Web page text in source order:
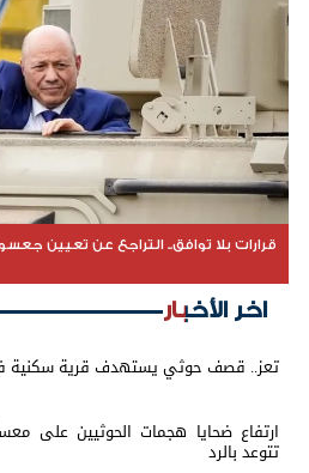
قرارات بلا توافق.. التراجع عن تعيين
اخر الأخبار
تعز.. قصف حوثي يستهدف قرية سكنية
ارتفاع ضحايا هجمات الحوثيين على
تتوعد بالرد